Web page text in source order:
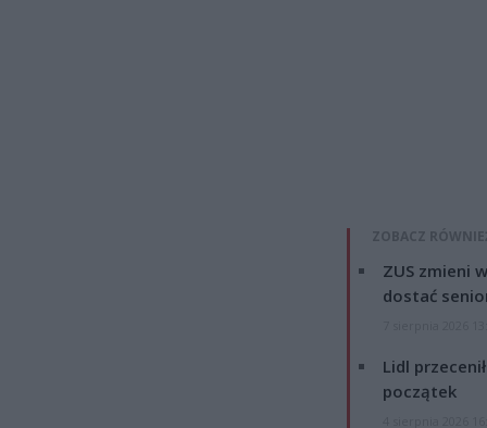
ZOBACZ
ZUS zmieni
dostać
Lidl
początek